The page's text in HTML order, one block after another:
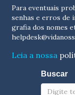
Para eventuais
senhas e erros de
Leia a nossa
Buscar